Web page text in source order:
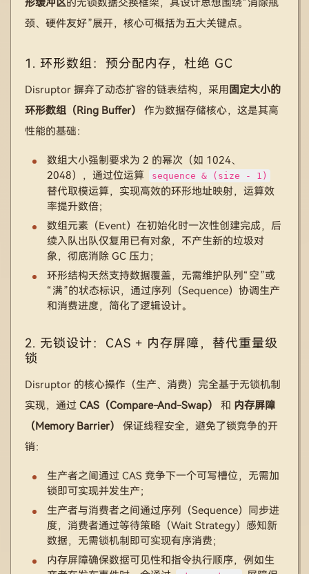
形缓冲区的无锁数据交换框架，其设计思想围绕“消除瓶
颈、硬件友好”展开，核心可概括为五大关键点。
1. 环形数组：预分配内存，杜绝 GC
Disruptor 摒弃了动态扩容的链表结构，采用 固定大小的
环形数组（Ring Buffer）
作为数据存储核心，这是其高
性能的基础：
数组大小强制要求为 2 的幂次（如 1024、
2048），通过位运算
sequence & (size - 1)
替代取模运算，实现高效的环形地址映射，运算效
率提升数倍；
数组元素（Event）在初始化时一次性创建完成，后
续入队出队仅复用已有对象，不产生新的垃圾对
象，彻底消除 GC 压力；
环形结构天然支持数据覆盖，无需维护队列“空”或
“满”的状态标识，通过序列（Sequence）协调生产
和消费进度，简化了逻辑设计。
2. 无锁设计：CAS + 内存屏障，替代重量级
锁
Disruptor 的核心操作（生产、消费）完全基于无锁机制
实现，通过 CAS（Compare-And-Swap） 和 内存屏障
（Memory Barrier）
保证线程安全，避免了锁竞争的开
销：
生产者之间通过 CAS 竞争下一个可写槽位，无需加
锁即可实现并发生产；
生产者与消费者之间通过序列（Sequence）同步进
度，消费者通过等待策略（Wait Strategy）感知新
数据，无需锁机制即可实现有序消费；
内存屏障确保数据可见性和指令执行顺序，例如生